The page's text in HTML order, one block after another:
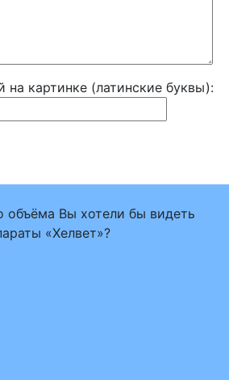
на картинке (латинские буквы):
объёма Вы хотели бы видеть
«Хелвет»?